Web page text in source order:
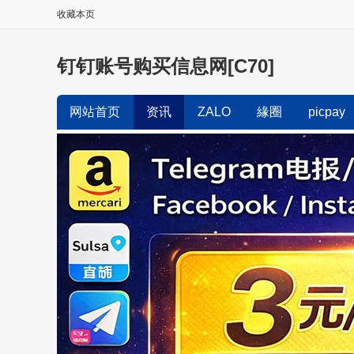
收藏本页
钉钉账号购买信息网[C70]
网站首页 资讯 ZALO 緣圈 picpay